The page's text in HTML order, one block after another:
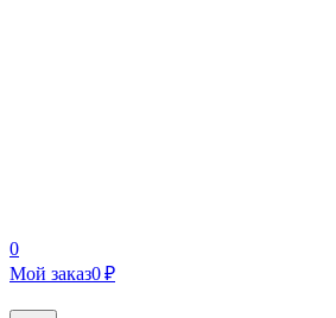
0
Мой заказ0 ₽